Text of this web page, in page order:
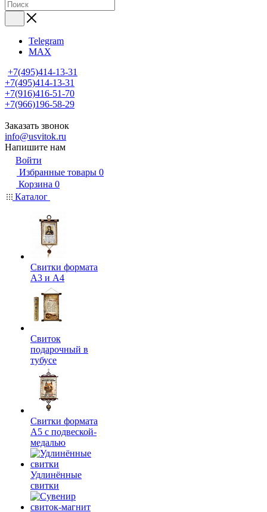
Telegram
MAX
+7(495)414-13-31
+7(495)414-13-31
+7(916)416-51-70
+7(966)196-58-29
Заказать звонок
info@usvitok.ru
Напишите нам
Войти
Избранные товары 0
Корзина 0
Каталог
Свитки формата
А3 и А4
Свиток
подарочный в
тубусе
Свитки формата
А5 с подвеской-
медалью
Удлинённые
свитки